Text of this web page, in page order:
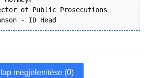
of Public Prosecutions
- ID Head
megjelenítése (0)